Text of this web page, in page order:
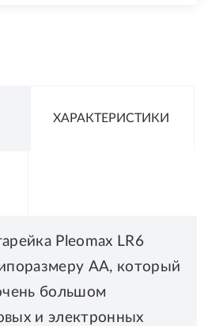
ХАРАКТЕРИСТИКИ
Pleomax LR6
AA, который
большом
и электронных